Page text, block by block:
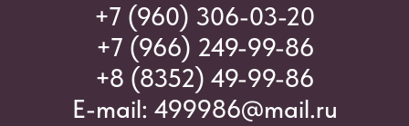
+7 (960) 306-03-20
+7 (966) 249-99-86
+8 (8352) 49-99-86
E-mail: 499986@mail.ru